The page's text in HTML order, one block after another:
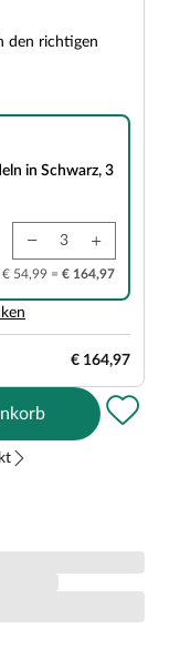
den richtigen
in Schwarz, 3
€ 54,99 = € 164,97
€ 164,97